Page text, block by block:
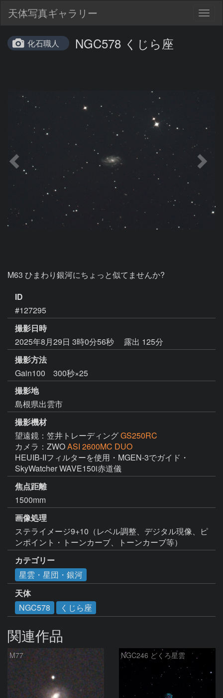
天体写真ギャラリー
化石職人 NGC578 くじら座
M63 ひまわり銀河にちょっと似てませんか?
ID
#127295
撮影日時
2025年8月29日 3時0分56秒
露出 125分
撮影方法
Gain100 300秒×25
撮影地
島根県出雲市
撮影機材
望遠鏡：笠井トレーディングGS250RC
カメラ：ZWOASI 2600MC DUO
HEUIB-IIフィルターを使用・MGEN-3でガイド・
SkyWatcher WAVE150i赤道儀
焦点距離
1500mm
画像処理
ステライメージ9+10（レベル調整、デジタル現像、ピ
カテゴリー
星雲・星団・銀河
天体
NGC578
くじら座
関連作品
M77 NGC246 どくろ星雲